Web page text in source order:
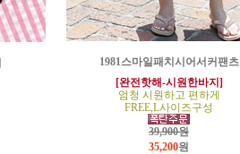
1981스마일패치시어서커팬츠
[완전핫해-시원한바지]
엄청 시원하고 편하게
FREE,L사이즈구성
39,900원
35,200원